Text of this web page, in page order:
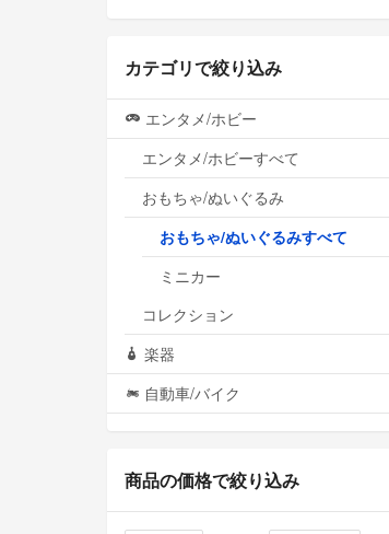
カテゴリで絞り込み
エンタメ/ホビー
エンタメ/ホビーすべて
おもちゃ/ぬいぐるみ
おもちゃ/ぬいぐるみすべて
ミニカー
コレクション
楽器
自動車/バイク
商品の価格で絞り込み